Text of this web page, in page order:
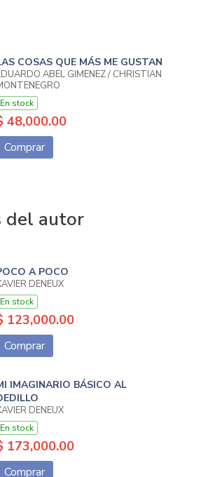
COSAS QUE MÁS ME GUSTAN
ABEL GIMENEZ / CHRISTIAN
En stock
48,000.00
Comprar
del autor
A POCO
DENEUX
En stock
123,000.00
Comprar
IMAGINARIO BÁSICO AL
DENEUX
En stock
173,000.00
Comprar